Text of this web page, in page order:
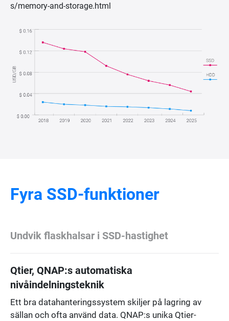
s/memory-and-storage.html
Fyra SSD-funktioner
Undvik flaskhalsar i SSD-hastighet
Qtier, QNAP:s automatiska
nivåindelningsteknik
Ett bra datahanteringssystem skiljer på lagring av
sällan och ofta använd data. QNAP:s unika Qtier-